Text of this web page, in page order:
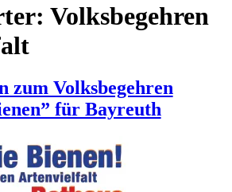
Volksbegehren
zum Volksbegehren
für Bayreuth